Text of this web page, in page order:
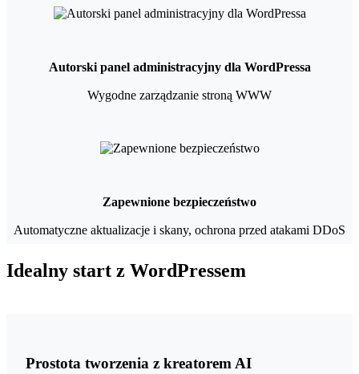
Autorski panel administracyjny dla WordPressa
Wygodne zarządzanie stroną WWW
Zapewnione bezpieczeństwo
Automatyczne aktualizacje i skany, ochrona przed atakami DDoS
Idealny start z WordPressem
Prostota tworzenia z kreatorem AI